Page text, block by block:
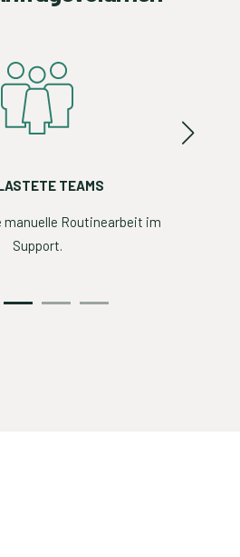
TEAMS
manuelle Routinearbeit im
Support.